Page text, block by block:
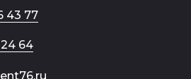
43 77
24 64